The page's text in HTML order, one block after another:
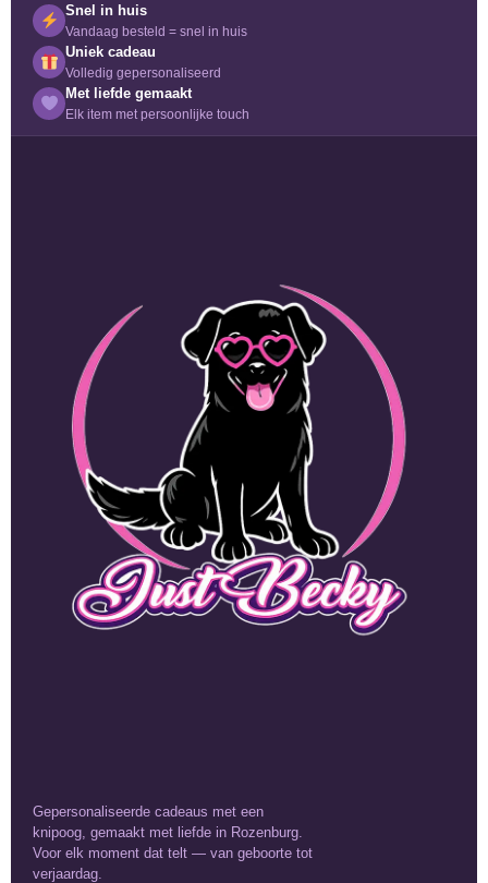
Snel in huis
Vandaag besteld = snel in huis
Uniek cadeau
Volledig gepersonaliseerd
Met liefde gemaakt
Elk item met persoonlijke touch
Gepersonaliseerde cadeaus met een
knipoog, gemaakt met liefde in Rozenburg.
Voor elk moment dat telt — van geboorte tot
verjaardag.